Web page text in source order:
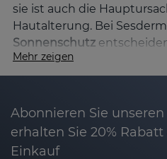
sie ist auch die
Hautalterung. Bei
Sonnenschutz
Auswirkungen dieser
verhindern und die Haut
hochwirksamer
nur schützen, sondern
Mehr zeigen
Abonnieren Sie
erhalten Sie 20%
Einkauf